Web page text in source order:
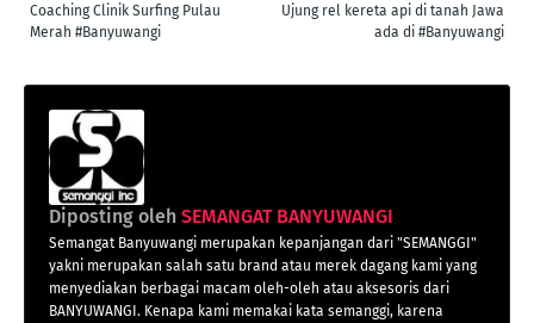
Ujung rel kereta api di tanah Jawa
ada di #Banyuwangi
Coaching Clinik Surfing Pulau
Merah #Banyuwangi
Diposting oleh SEMANGAT BANYUWANGI
Semangat Banyuwangi merupakan kepanjangan dari "SEMANGGI"
yakni merupakan salah satu brand atau merek dagang kami yang
menyediakan berbagai macam oleh-oleh atau aksesoris dari
BANYUWANGI. Kenapa kami memakai kata semanggi, karena